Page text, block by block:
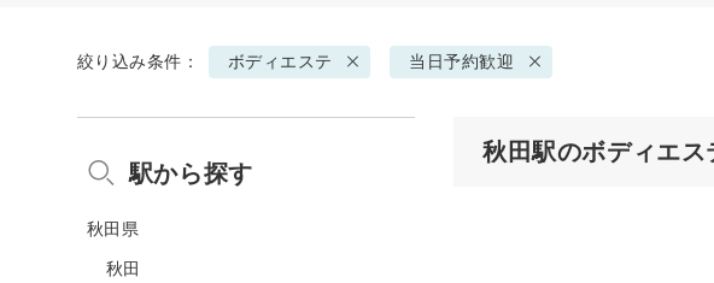
絞り込み条件： ボディエステ 当日予約歓迎
秋田駅のボディエ
駅から探す
秋田県
秋田